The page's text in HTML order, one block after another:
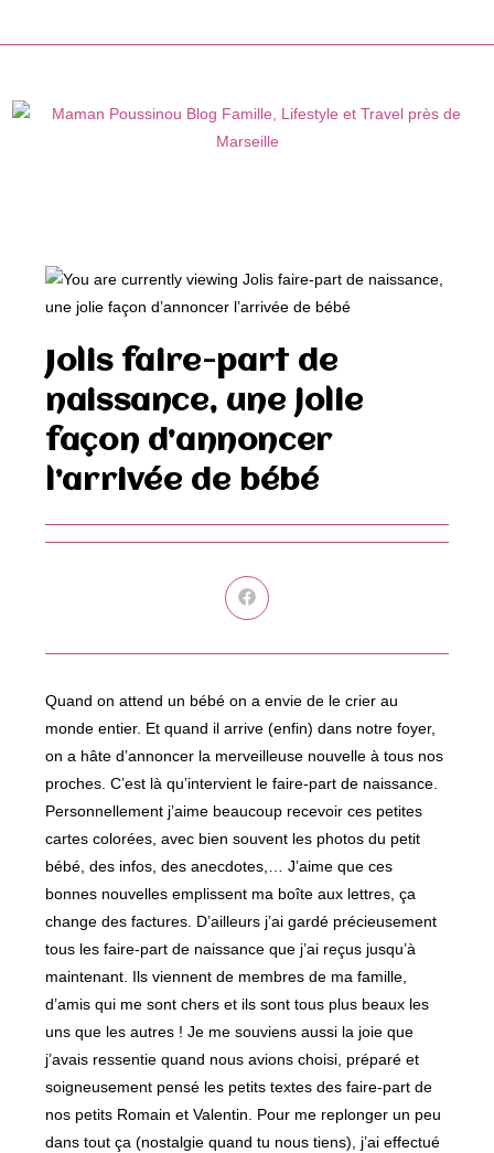
Jolis faire-part de
naissance, une jolie
façon d’annoncer
l’arrivée de bébé
Ouvrir
dans
autre
Quand on attend un bébé on a envie de le crier au
monde entier. Et quand il arrive (enfin) dans notre foyer,
on a hâte d’annoncer la merveilleuse nouvelle à tous nos
proches. C’est là qu’intervient le faire-part de naissance.
Personnellement j’aime beaucoup recevoir ces petites
cartes colorées, avec bien souvent les photos du petit
bébé, des infos, des anecdotes,… J’aime que ces
bonnes nouvelles emplissent ma boîte aux lettres, ça
change des factures. D’ailleurs j’ai gardé précieusement
tous les faire-part de naissance que j’ai reçus jusqu’à
maintenant. Ils viennent de membres de ma famille,
d’amis qui me sont chers et ils sont tous plus beaux les
uns que les autres ! Je me souviens aussi la joie que
j’avais ressentie quand nous avions choisi, préparé et
soigneusement pensé les petits textes des faire-part de
nos petits Romain et Valentin. Pour me replonger un peu
dans tout ça (nostalgie quand tu nous tiens), j’ai effectué